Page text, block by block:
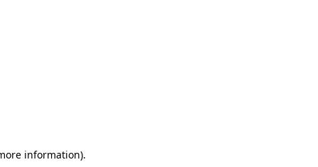
information).